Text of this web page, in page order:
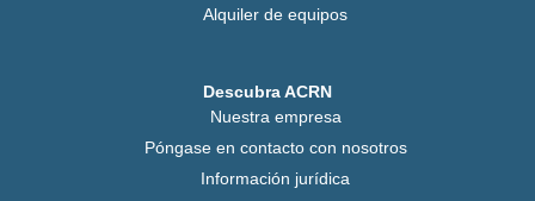
Alquiler de equipos
Descubra ACRN
Nuestra empresa
Póngase en contacto con nosotros
Información jurídica